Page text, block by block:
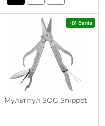
+81 балів
Мультітул SOG Snippet